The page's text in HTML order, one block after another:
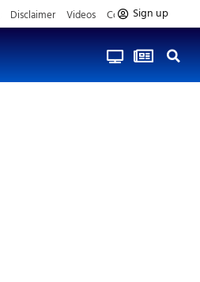
Disclaimer Videos Contact us
Sign up